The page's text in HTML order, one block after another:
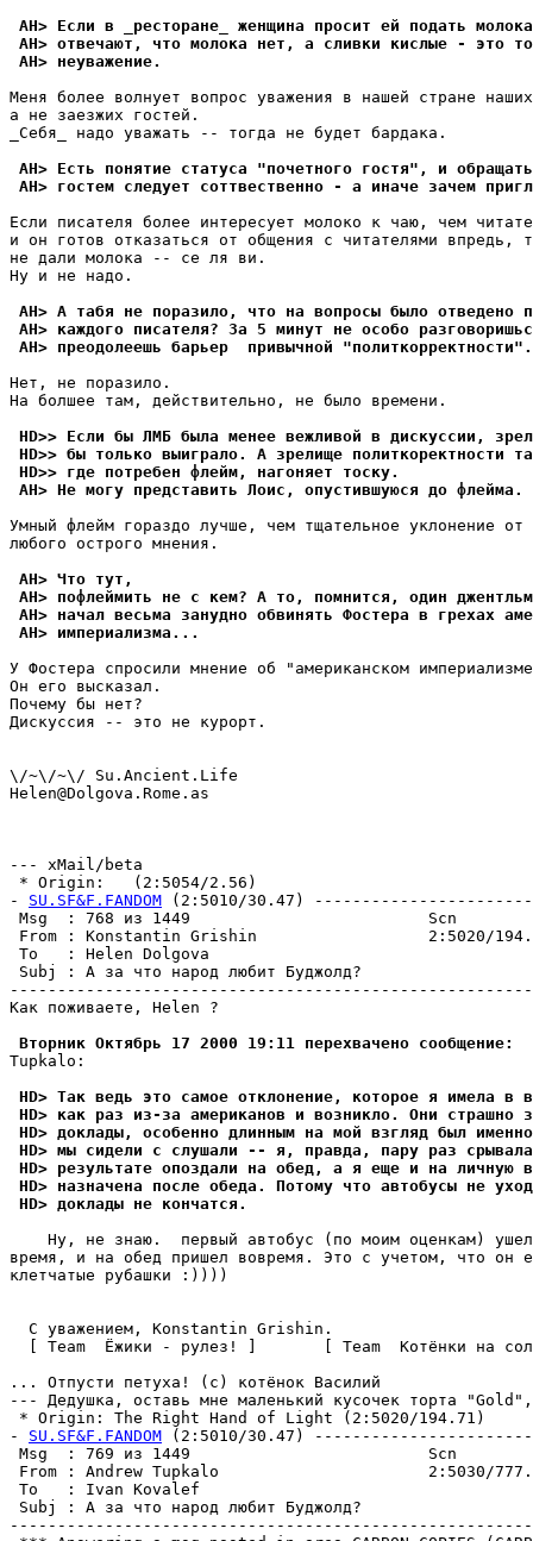
AH> Если в _ресторане_ женщина просит ей подать
AH> отвечают, что молока нет, а сливки кислые - это
AH> неуважение.
Меня более волнует вопрос уважения в нашей стране
а не заезжих гостей.
_Себя_ надо уважать -- тогда не будет бардака.
AH> Есть понятие статуса "почетного гостя", и
AH> гостем следует соттвественно - а иначе зачем
Если писателя более интересует молоко к чаю, чем
и он готов отказаться от общения с читателями впредь,
не дали молока -- се ля ви.
Ну и не надо.
AH> А табя не поразило, что на вопросы было отведено
AH> каждого писателя? За 5 минут не особо
AH> преодолеешь барьер  привычной "политкорректности".
Нет, не поразило.
На болшее там, действительно, не было времени.
HD>> Если бы ЛМБ была менее вежливой в дискуссии,
HD>> бы только выиграло. А зрелище политкоректности
HD>> где потребен флейм, нагоняет тоску.
AH> Не могу представить Лоис, опустившуюся до флейма.
Умный флейм гораздо лучше, чем тщательное уклонение от
любого острого мнения.
AH> Что тут,
AH> пофлеймить не с кем? А то, помнится, один
AH> начал весьма занудно обвинять Фостера в грехах
AH> империализма...
У Фостера спросили мнение об "американском
Он его высказал.
Почему бы нет?
Дискуссия -- это не курорт.
\/~\/~\/ Su.Ancient.Life
Helen@Dolgova.Rome.as
--- xMail/beta
* Origin:   (2:5054/2.56)
- SU.SF&F.FANDOM (2:5010/30.47)
Msg  : 768 из 1449
From : Konstantin Grishin                  2:5020/
To   : Helen Dolgova
Subj : А за что народ
Как поживаете, Helen ?
Вторник Октябрь 17 2000 19:11 перехвачено
Tupkalo:
HD> Так ведь это самое отклонение, которое я имела в
HD> как раз из-за американов и возникло. Они страшно
HD> доклады, особенно длинным на мой взгляд был
HD> мы сидели с cлушали -- я, правда, пару раз
HD> результате опоздали на обед, а я еще и на личную
HD> назначена после обеда. Потому что автобусы не
HD> доклады не кончатся.
Ну, не знаю.  первый автобус (по моим оценкам)
время, и на обед пришел вовремя. Это с учетом, что он
клетчатые рубашки :))))
  C уважением, Konstantin Grishin.
[ Team  Ёжики - рулез! ]       [ Team  Котёнки на
... Отпусти петуха! (с) котёнок Василий
--- Дедушка, оставь мне маленький кусочек торта
* Origin: The Right Hand of Light (2:5020/194.71)
- SU.SF&F.FANDOM (2:5010/30.47)
Msg  : 769 из 1449
From : Andrew Tupkalo                      2:5030/
To   : Ivan Kovalef
Subj : А за что народ